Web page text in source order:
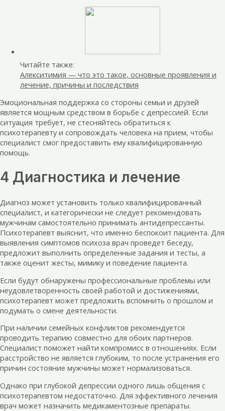
Читайте также:
Алекситимия — что это такое, основные проявления и
лечение, причины и последствия
Эмоциональная поддержка со стороны семьи и друзей
является мощным средством в борьбе с депрессией. Если
ситуация требует, не стесняйтесь обратиться к
психотерапевту и сопровождать человека на прием, чтобы
специалист смог предоставить ему квалифицированную
помощь.
4 Диагностика и лечение
Диагноз может установить только квалифицированный
специалист, и категорически не следует рекомендовать
мужчинам самостоятельно принимать антидепрессанты.
Психотерапевт выяснит, что именно беспокоит пациента. Для
выявления симптомов психоза врач проведет беседу,
предложит выполнить определенные задания и тесты, а
также оценит жесты, мимику и поведение пациента.
Если будут обнаружены профессиональные проблемы или
неудовлетворенность своей работой и достижениями,
психотерапевт может предложить вспомнить о прошлом и
подумать о смене деятельности.
При наличии семейных конфликтов рекомендуется
проводить терапию совместно для обоих партнеров.
Специалист поможет найти компромисс в отношениях. Если
расстройство не является глубоким, то после устранения его
причин состояние мужчины может нормализоваться.
Однако при глубокой депрессии одного лишь общения с
психотерапевтом недостаточно. Для эффективного лечения
врач может назначить медикаментозные препараты.